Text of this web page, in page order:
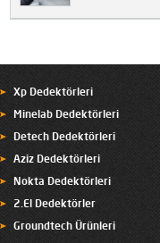
Xp Dedektörleri
Minelab Dedektörleri
Detech Dedektörleri
Aziz Dedektörleri
Nokta Dedektörleri
2.El Dedektörler
Groundtech Ürünleri